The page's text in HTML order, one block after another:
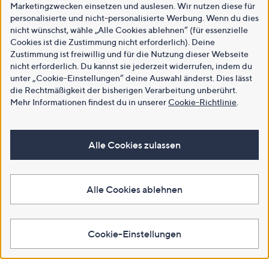
Marketingzwecken einsetzen und auslesen. Wir nutzen diese für
personalisierte und nicht-personalisierte Werbung. Wenn du dies
nicht wünschst, wähle „Alle Cookies ablehnen“ (für essenzielle
Cookies ist die Zustimmung nicht erforderlich). Deine
Zustimmung ist freiwillig und für die Nutzung dieser Webseite
nicht erforderlich. Du kannst sie jederzeit widerrufen, indem du
unter „Cookie-Einstellungen“ deine Auswahl änderst. Dies lässt
die Rechtmäßigkeit der bisherigen Verarbeitung unberührt.
Mehr Informationen findest du in unsererCookie-Richtlinie
Alle Cookies zulassen
Alle Cookies ablehnen
Cookie-Einstellungen